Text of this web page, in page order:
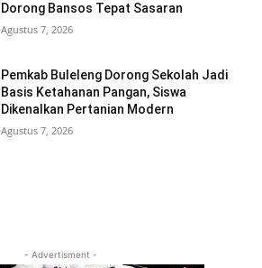
Dorong Bansos Tepat Sasaran
Agustus 7, 2026
Pemkab Buleleng Dorong Sekolah Jadi
Basis Ketahanan Pangan, Siswa
Dikenalkan Pertanian Modern
Agustus 7, 2026
- Advertisment -